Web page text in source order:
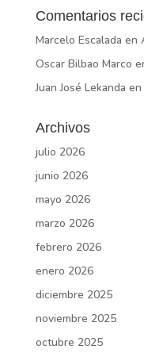
Comentarios
Marcelo Escalada en
Oscar Bilbao Marco
Juan José Lekanda en
Archivos
julio 2026
junio 2026
mayo 2026
marzo 2026
febrero 2026
enero 2026
diciembre 2025
noviembre 2025
octubre 2025